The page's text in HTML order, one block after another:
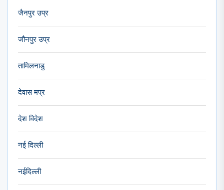
जैनपुर उप्र
जौनपुर उप्र
तामिलनाडु
देवास मप्र
देश विदेश
नई दिल्ली
नईदिल्ली